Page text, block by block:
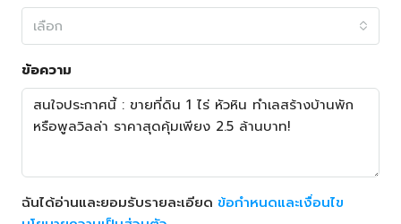
เลือก
ข้อความ
ฉันได้อ่านและยอมรับรายละเอียด ข้อกำหนดและเงื่อนไข